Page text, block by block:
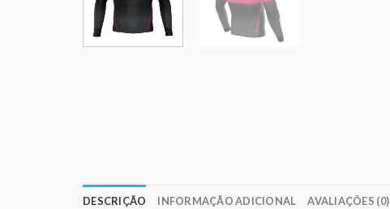
DESCRIÇÃO INFORMAÇÃO ADICIONAL AVALIAÇÕES (0)